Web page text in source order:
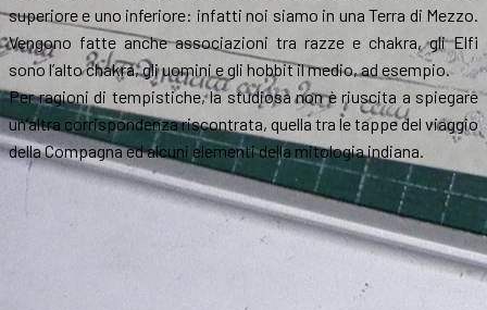
superiore e uno inferiore: infatti noi siamo in una Terra di Mezzo.
Vengono fatte anche associazioni tra razze e chakra, gli Elfi
sono l’alto chakra, gli uomini e gli hobbit il medio, ad esempio.
Per ragioni di tempistiche, la studiosa non è riuscita a spiegare
un’altra corrispondenza riscontrata, quella tra le tappe del viaggio
della Compagna ed alcuni elementi della mitologia indiana.